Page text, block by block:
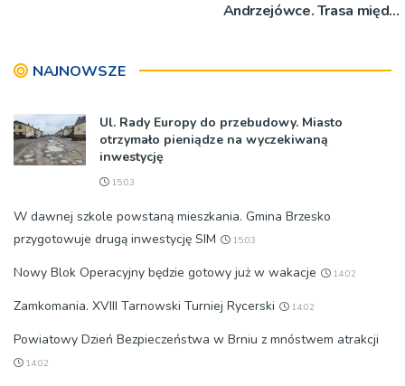
Andrzejówce. Trasa między
NAJNOWSZE
Ul. Rady Europy do przebudowy. Miasto
otrzymało pieniądze na wyczekiwaną
inwestycję
15:03
W dawnej szkole powstaną mieszkania. Gmina Brzesko
przygotowuje drugą inwestycję SIM
15:03
Nowy Blok Operacyjny będzie gotowy już w wakacje 14:02
Zamkomania. XVIII Tarnowski Turniej Rycerski 14:02
Powiatowy Dzień Bezpieczeństwa w Brniu z mnóstwem atrakcji
14:02